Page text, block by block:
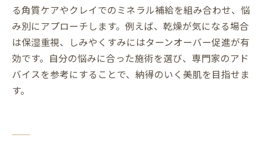
る角質ケアやクレイでのミネラル補給を組み合わせ、悩
み別にアプローチします。例えば、乾燥が気になる場合
は保湿重視、しみやくすみにはターンオーバー促進が有
効です。自分の悩みに合った施術を選び、専門家のアド
バイスを参考にすることで、納得のいく美肌を目指せま
す。